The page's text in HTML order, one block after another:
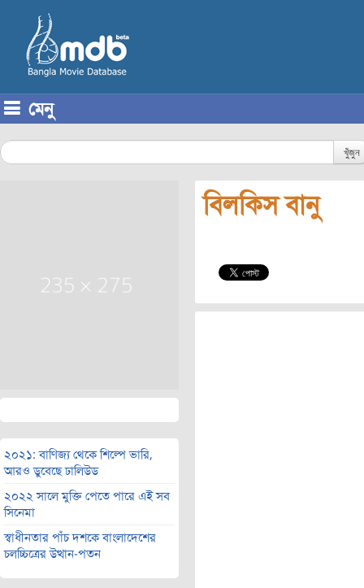
মেনু
খুঁজুন
২০২১: বাণিজ্য থেকে শিল্পে ভারি,
আরও ডুবেছে ঢালিউড
২০২২ সালে মুক্তি পেতে পারে এই সব
সিনেমা
স্বাধীনতার পাঁচ দশকে বাংলাদেশের
চলচ্চিত্রের উত্থান-পতন
বিলকিস বানু